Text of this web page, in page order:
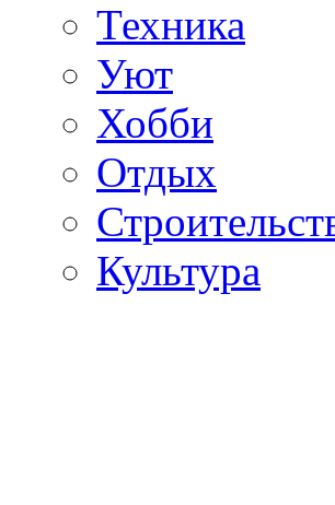
Техника
Уют
Хобби
Отдых
Культура